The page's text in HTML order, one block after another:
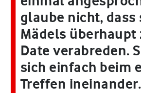
glaube nicht, dass
Mädels überhaupt
Date verabreden.
sich einfach beim
Treffen ineinander.